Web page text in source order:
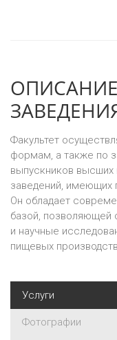
Факультет
формам, а также по
выпускников высших
заведений, имеющих
Он обладает
базой, позволяющей
и научные
пищевых
Услуги
Фотографии